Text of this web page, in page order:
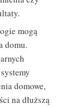
mogą
domu.
domowe,
na dłuższą